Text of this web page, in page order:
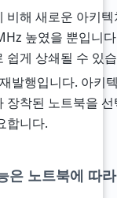
해 새로운 아키
높였을 뿐입니
쉽게 상쇄될 수 있
발행입니다. 아키
착된 노트북을
합니다.
은 노트북에 따